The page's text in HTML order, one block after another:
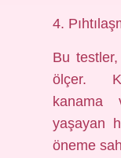
4.
Bu testler,
ölçer.
kanama
yaşayan
öneme